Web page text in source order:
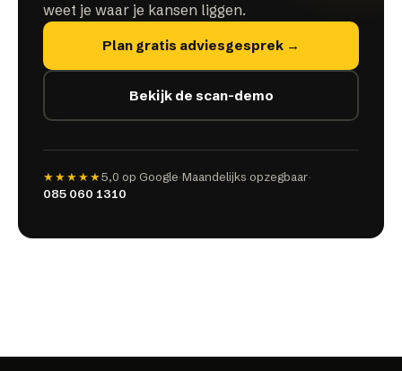
weet je waar je kansen liggen.
Plan gratis adviesgesprek →
Bekijk de scan-demo
★★★★★5,0 op Google·Maandelijks opzegbaar·
085 060 1310